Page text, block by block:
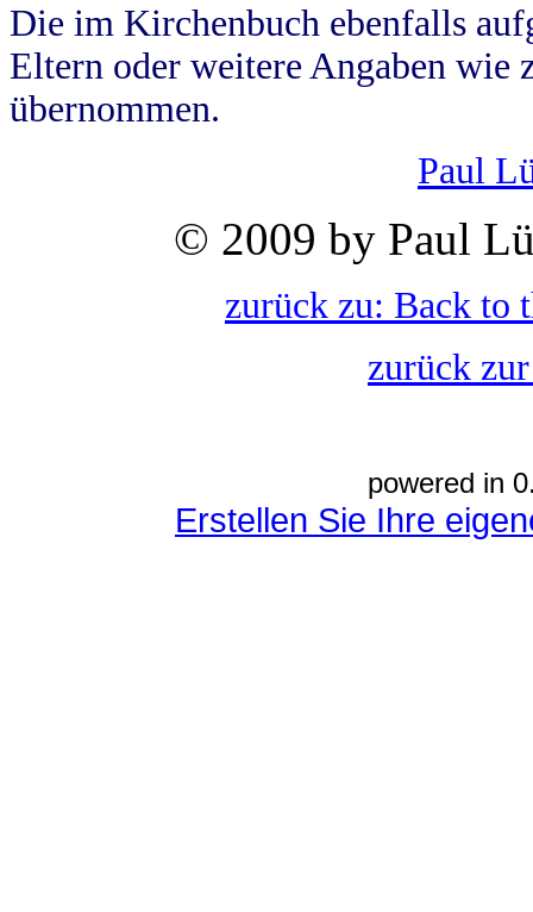
Die im Kirchenbuch ebenfalls
Eltern oder weitere Angaben wie
übernommen.
Paul
© 2009 by Paul
zurück zu: Back to
zurück
powered in
Erstellen Sie Ihre